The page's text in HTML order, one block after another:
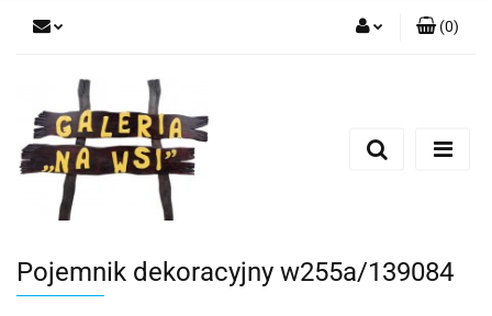
Dodaj zgłoszenie
(0)
Pojemnik dekoracyjny w255a/139084